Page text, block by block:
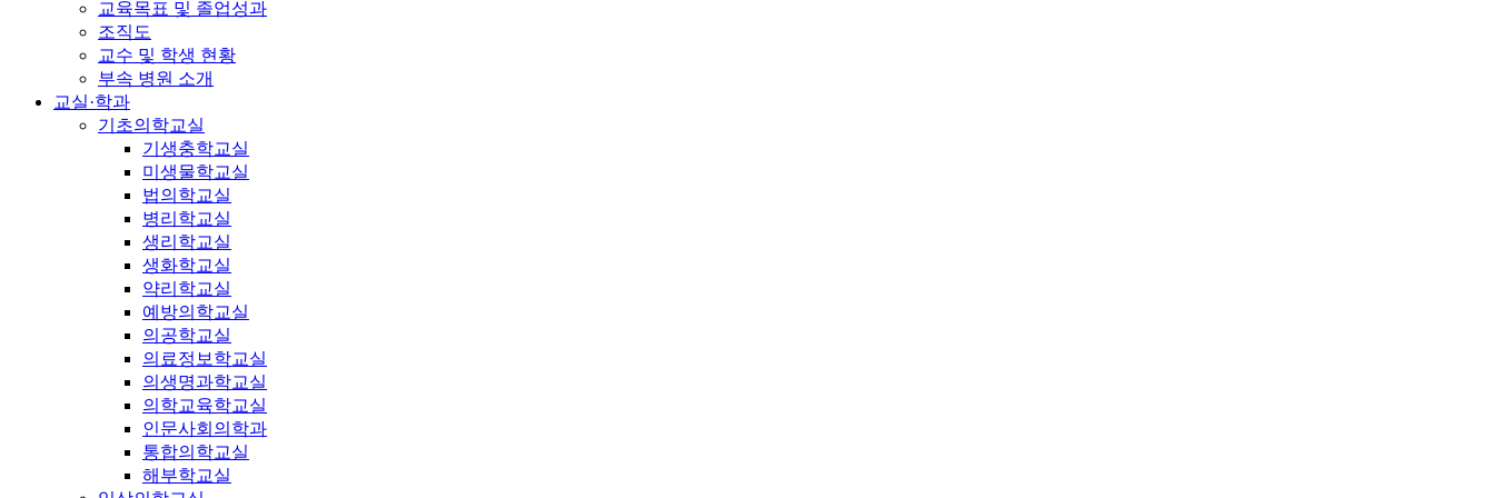
교육목표 및 졸업성과
조직도
교수 및 학생 현황
부속 병원 소개
교실·학과
기초의학교실
기생충학교실
미생물학교실
법의학교실
병리학교실
생리학교실
생화학교실
약리학교실
예방의학교실
의공학교실
의료정보학교실
의생명과학교실
의학교육학교실
인문사회의학과
통합의학교실
해부학교실